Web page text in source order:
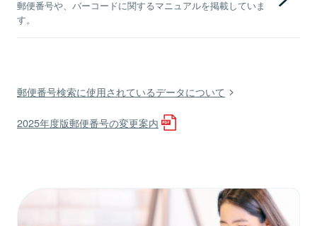
郵便番号や、バーコードに関するマニュアルを掲載していま
す。
郵便番号検索に使用されているデータについて
2025年度版郵便番号の変更案内